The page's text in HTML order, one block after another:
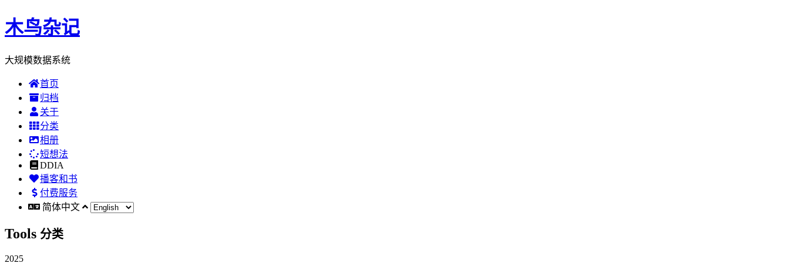
木鸟杂记
大规模数据系统
首页
归档
关于
分类
相册
短想法
DDIA
播客和书
付费服务
简体中文
Tools 分类
2025